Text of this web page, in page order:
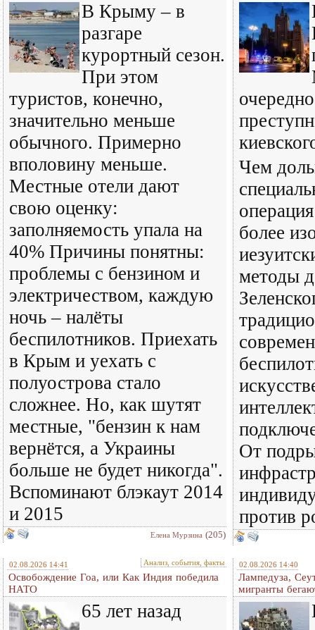
В Крыму – в
разгаре
курортный сезон.
При этом
туристов, конечно,
значительно меньше
обычного. Примерно
вполовину меньше.
Местные отели дают
свою оценку:
заполняемость упала на
40% Причины понятны:
проблемы с бензином и
электричеством, каждую
ночь – налёты
беспилотников. Приехать
в Крым и уехать с
полуострова стало
сложнее. Но, как шутят
местные, "бензин к нам
вернётся, а Украины
больше не будет никогда".
Вспоминают блэкаут 2014
и 2015
Елена Мурзина (205)
Чем
более
методы
От
против
02.08.2026 14:41 Анализ, события, факты
Освобождение Гоа, или Как Индия победила
НАТО
65 лет назад
02.08.2026 14:40
Лампедуза,
мигранты